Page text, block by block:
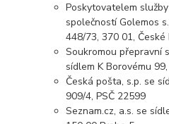
Poskytovatelem
společností Golemos
448/73, 370 01, České
Soukromou přepravní
sídlem K Borovému
Česká pošta, s.p. se
909/4, PSČ 22599
Seznam.cz, a.s. se